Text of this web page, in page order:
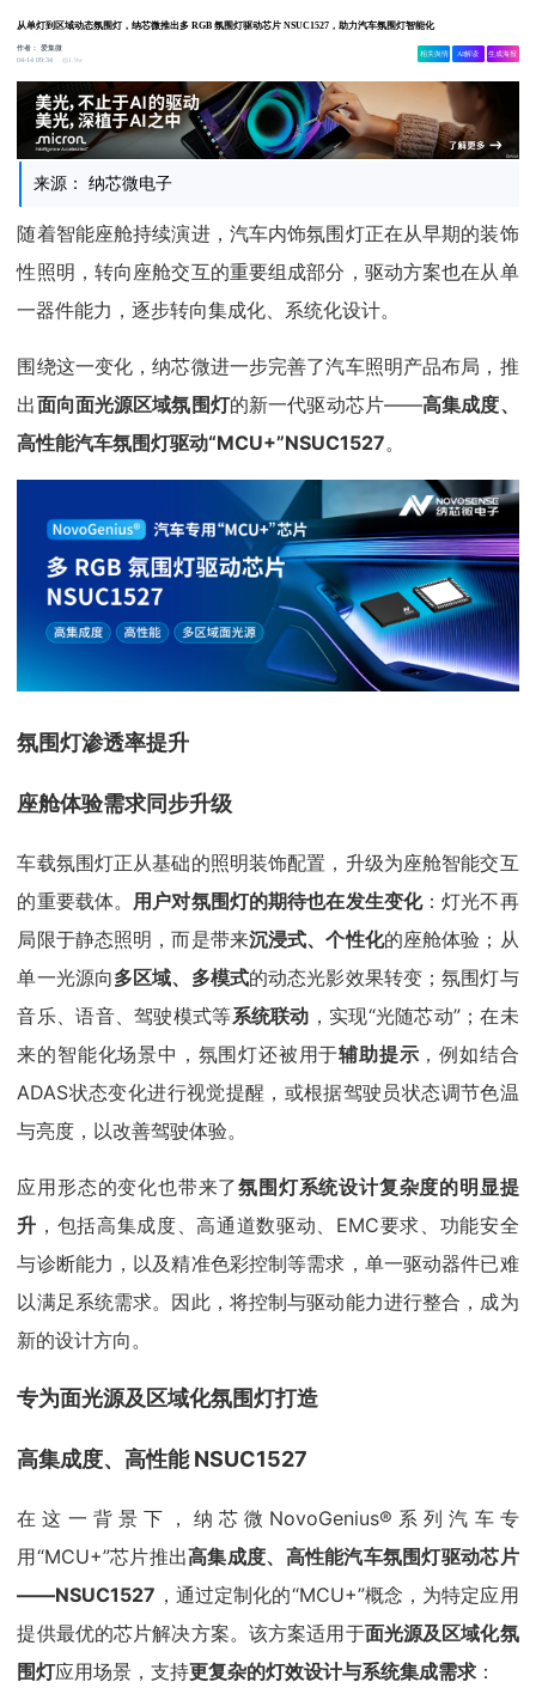
从单灯到区域动态氛围灯，纳芯微推出多 RGB 氛围灯驱动芯片 NSUC1527，助力汽车氛围灯智能化
作者：爱集微
04-14 09:34
1.9w
相关舆情 AI解读 生成海报
来源： 纳芯微电子
随着智能座舱持续演进，汽车内饰氛围灯正在从早期的装饰
性照明，转向座舱交互的重要组成部分，驱动方案也在从单
一器件能力，逐步转向集成化、系统化设计。
围绕这一变化，纳芯微进一步完善了汽车照明产品布局，推
出面向面光源区域氛围灯的新一代驱动芯片——高集成度、
高性能汽车氛围灯驱动“MCU+”NSUC1527。
氛围灯渗透率提升
座舱体验需求同步升级
车载氛围灯正从基础的照明装饰配置，升级为座舱智能交互
的重要载体。 用户对氛围灯的期待也在发生变化：灯光不再
局限于静态照明，而是带来沉浸式、个性化的座舱体验；从
单一光源向多区域、多模式的动态光影效果转变；氛围灯与
音乐、语音、驾驶模式等系统联动 ，实现“光随芯动”；在未
来的智能化场景中，氛围灯还被用于辅助提示 ，例如结合
ADAS状态变化进行视觉提醒，或根据驾驶员状态调节色温
与亮度，以改善驾驶体验。
应用形态的变化也带来了氛围灯系统设计复杂度的明显提
升 ，包括高集成度、高通道数驱动、EMC要求、功能安全
与诊断能力，以及精准色彩控制等需求，单一驱动器件已难
以满足系统需求。因此，将控制与驱动能力进行整合，成为
新的设计方向。
专为面光源及区域化氛围灯打造
高集成度、高性能 NSUC1527
在这一背景下，纳芯微NovoGenius®系列汽车专
用“MCU+”芯片推出高集成度、高性能汽车氛围灯驱动芯片
——NSUC1527 ，通过定制化的“MCU+”概念，为特定应用
提供最优的芯片解决方案。该方案适用于面光源及区域化氛
围灯应用场景，支持更复杂的灯效设计与系统集成需求 ：